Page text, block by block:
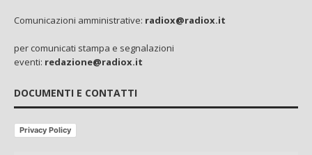
Comunicazioni amministrative: radiox@radiox.it
per comunicati stampa e segnalazioni
eventi: redazione@radiox.it
DOCUMENTI E CONTATTI
Privacy Policy